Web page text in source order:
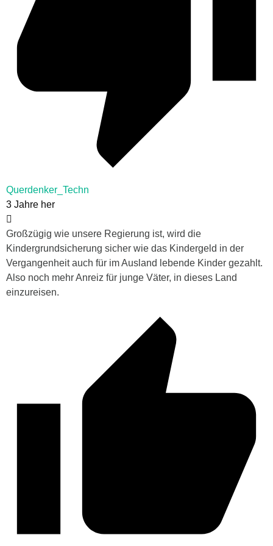
Querdenker_Techn
3 Jahre her
Großzügig wie unsere Regierung ist, wird die
Kindergrundsicherung sicher wie das Kindergeld in der
Vergangenheit auch für im Ausland lebende Kinder gezahlt.
Also noch mehr Anreiz für junge Väter, in dieses Land
einzureisen.